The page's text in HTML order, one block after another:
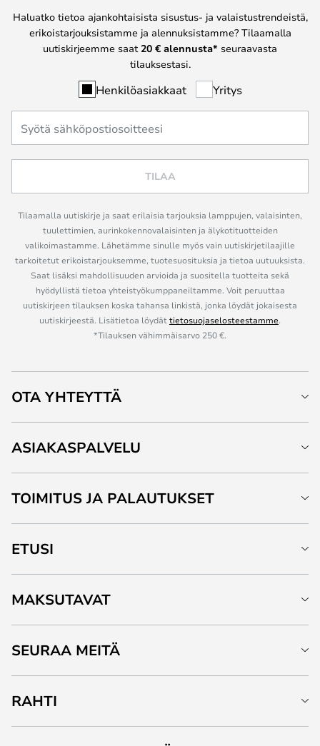
Haluatko tietoa ajankohtaisista sisustus- ja valaistustrendeistä,
erikoistarjouksistamme ja alennuksistamme? Tilaamalla
uutiskirjeemme saat 20 € alennusta* seuraavasta
tilauksestasi.
Henkilöasiakkaat Yritys
TILAA
Tilaamalla uutiskirje ja saat erilaisia tarjouksia lamppujen, valaisinten,
tuulettimien, aurinkokennovalaisinten ja älykotituotteiden
valikoimastamme. Lähetämme sinulle myös vain uutiskirjetilaajille
tarkoitetut erikoistarjouksemme, tuotesuosituksia ja tietoa uutuuksista.
Saat lisäksi mahdollisuuden arvioida ja suositella tuotteita sekä
hyödyllistä tietoa yhteistyökumppaneiltamme. Voit peruuttaa
uutiskirjeen tilauksen koska tahansa linkistä, jonka löydät jokaisesta
uutiskirjeestä. Lisätietoa löydättietosuojaselosteestamme.
*Tilauksen vähimmäisarvo 250 €.
OTA YHTEYTTÄ
ASIAKASPALVELU
TOIMITUS JA PALAUTUKSET
ETUSI
MAKSUTAVAT
SEURAA MEITÄ
RAHTI